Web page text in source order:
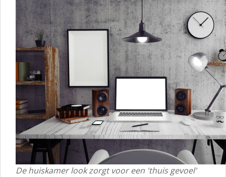
De huiskamer look zorgt voor een 'thuis gevoel'